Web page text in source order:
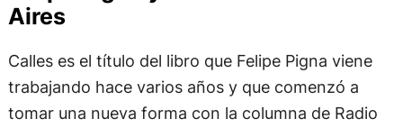
Aires​
Calles es el título del libro que Felipe Pigna viene
trabajando hace varios años y que comenzó a
tomar una nueva forma con la columna de Radio